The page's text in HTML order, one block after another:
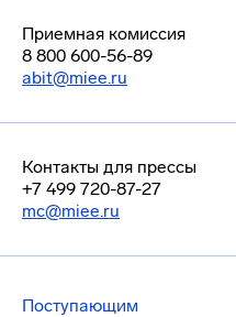
Приемная комиссия
8 800 600-56-89
abit@miee.ru
Контакты для прессы
+7 499 720-87-27
mc@miee.ru
Поступающим